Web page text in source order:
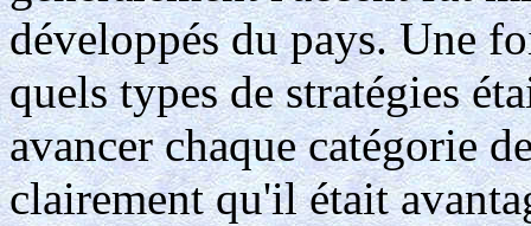
développés du pays. Une
quels types de stratégies
avancer chaque catégorie
clairement qu'il était